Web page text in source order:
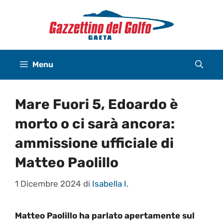
Menu
Mare Fuori 5, Edoardo è
morto o ci sarà ancora:
ammissione ufficiale di
Matteo Paolillo
1 Dicembre 2024 di Isabella I.
Matteo Paolillo ha parlato apertamente sul